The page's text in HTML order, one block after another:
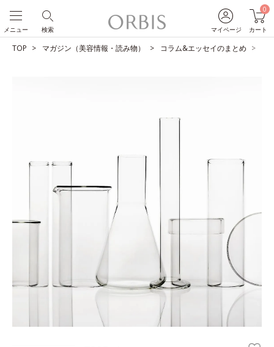
マイページ
0
カート
検索
メニュー
TOP マガジン（美容情報・読み物） コラム&エッセイのまとめ